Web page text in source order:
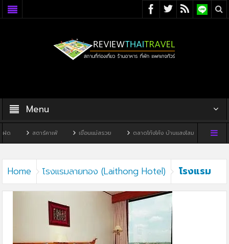
Menu
สตาร์คาเฟ่ เขื่อนแม่สรวย ตลาดโก้งโค้ง บ้านแสงโสม ทิวผาค
Home โรงแรมลายทอง (Laithong Hotel)
โรงแรม
ลายทอง3